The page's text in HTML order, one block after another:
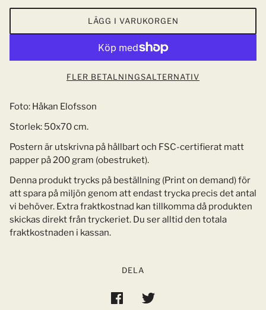
LÄGG I VARUKORGEN
FLER BETALNINGSALTERNATIV
Foto: Håkan Elofsson
Storlek: 50x70 cm.
Postern är utskrivna på hållbart och FSC-certifierat matt
papper på 200 gram (obestruket).
Denna produkt trycks på beställning (Print on demand) för
att spara på miljön genom att endast trycka precis det antal
vi behöver. Extra fraktkostnad kan tillkomma då produkten
skickas direkt från tryckeriet. Du ser alltid den totala
fraktkostnaden i kassan.
DELA